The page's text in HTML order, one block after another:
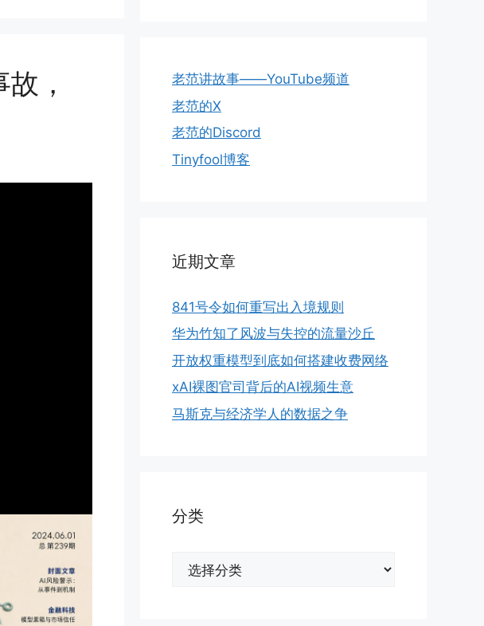
，
老范讲故事——YouTube频道
老范的X
老范的Discord
Tinyfool博客
近期文章
841号令如何重写出入境规则
华为竹知了风波与失控的流量沙丘
开放权重模型到底如何搭建收费网络
xAI裸图官司背后的AI视频生意
马斯克与经济学人的数据之争
分类